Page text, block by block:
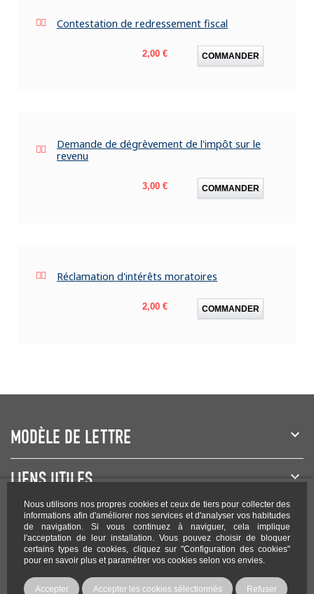
Nous utilisons nos propres cookies et ceux de tiers pour collecter des
informations afin d'améliorer nos services et d'analyser vos habitudes
de navigation. Si vous continuez à naviguer, cela implique
l'acceptation de leur installation. Vous pouvez choisir de bloquer
certains types de cookies, cliquez sur "Configuration des cookies"
pour en savoir plus et paramétrer vos cookies selon vos envies.
Accepter Accepter les cookies sélectionnés Refuser
Contestation de redressement fiscal
Prix
2,00 € COMMANDER
Demande de dégrèvement de l'impôt sur le
revenu
Prix
3,00 € COMMANDER
Réclamation d'intérêts moratoires
Prix
2,00 € COMMANDER
MODÈLE DE LETTRE
LIENS UTILES
NEWSLETTER